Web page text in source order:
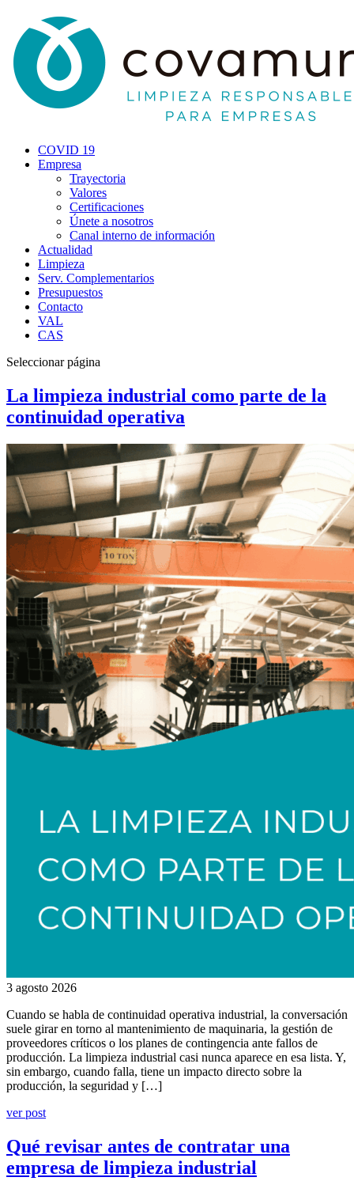
COVID 19
Empresa
Trayectoria
Valores
Certificaciones
Únete a nosotros
Canal interno de información
Actualidad
Limpieza
Serv. Complementarios
Presupuestos
Contacto
VAL
CAS
Seleccionar página
La limpieza industrial como parte de la
continuidad operativa
3 agosto 2026
Cuando se habla de continuidad operativa industrial, la conversación
suele girar en torno al mantenimiento de maquinaria, la gestión de
proveedores críticos o los planes de contingencia ante fallos de
producción. La limpieza industrial casi nunca aparece en esa lista. Y,
sin embargo, cuando falla, tiene un impacto directo sobre la
producción, la seguridad y […]
ver post
Qué revisar antes de contratar una
empresa de limpieza industrial